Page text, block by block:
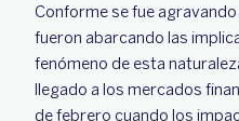
Conforme se fue
fueron abarcando las
fenómeno de esta
llegado a los mercados
de febrero cuando los